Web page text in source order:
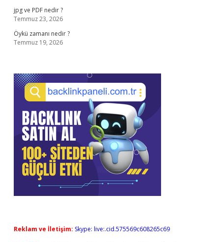
jpg ve PDF nedir ?
Temmuz 23, 2026
Öykü zamanı nedir ?
Temmuz 19, 2026
Reklam ve İletişim: Skype: live:.cid.575569c608265c69